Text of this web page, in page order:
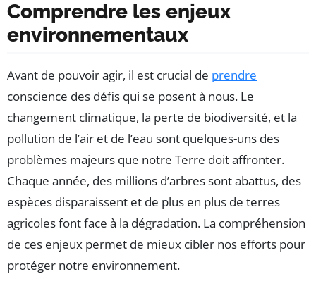
Comprendre les enjeux
environnementaux
Avant de pouvoir agir, il est crucial de prendre
conscience des défis qui se posent à nous. Le
changement climatique, la perte de biodiversité, et la
pollution de l’air et de l’eau sont quelques-uns des
problèmes majeurs que notre Terre doit affronter.
Chaque année, des millions d’arbres sont abattus, des
espèces disparaissent et de plus en plus de terres
agricoles font face à la dégradation. La compréhension
de ces enjeux permet de mieux cibler nos efforts pour
protéger notre environnement.